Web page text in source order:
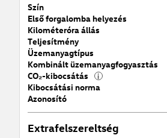
Szín
Első forgalomba helyezés
Kilométeróra állás
Teljesítmény
Üzemanyagtípus
Kombinált üzemanyagfogyasztás
CO₂-kibocsátás i
Kibocsátási norma
Azonosító
Extrafelszereltség